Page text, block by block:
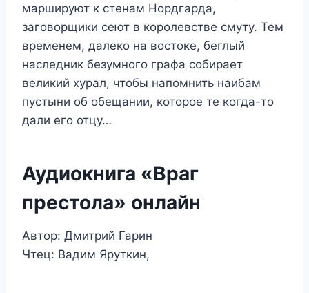
маршируют к стенам Нордгарда,
заговорщики сеют в королевстве смуту. Тем
временем, далеко на востоке, беглый
наследник безумного графа собирает
великий хурал, чтобы напомнить наибам
пустыни об обещании, которое те когда-то
дали его отцу…
Аудиокнига «Враг
престола» онлайн
Автор: Дмитрий Гарин
Чтец: Вадим Яруткин,